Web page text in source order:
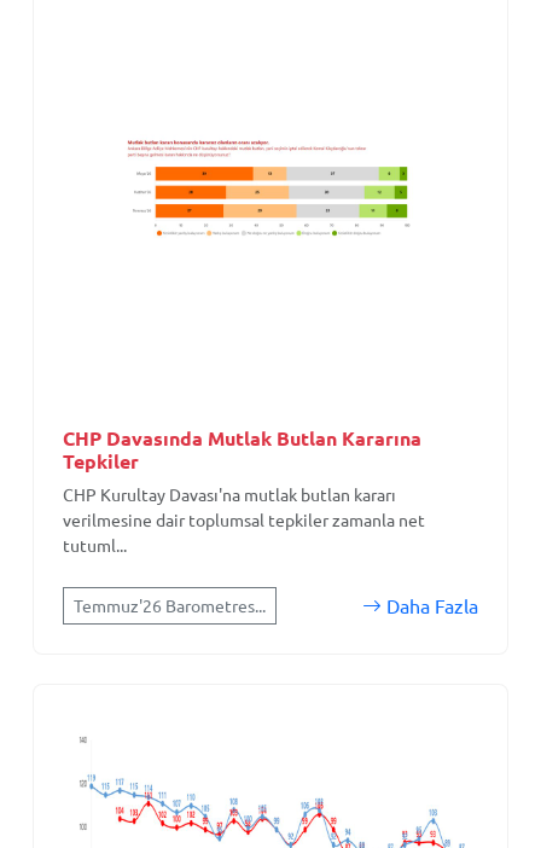
CHP Davasında Mutlak Butlan Kararına
Tepkiler
CHP Kurultay Davası'na mutlak butlan kararı
verilmesine dair toplumsal tepkiler zamanla net
tutuml...
Temmuz'26 Barometres... Daha Fazla